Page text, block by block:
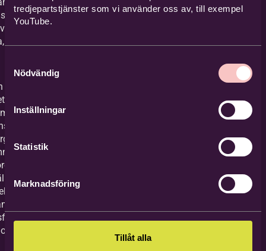
tredjepartstjänster som vi använder oss av, till exempel
YouTube.
Nödvändig
Inställningar
Statistik
Marknadsföring
Tillåt alla
kyrkan
tro och
bred
på
både
med våra
med
i
och i
Vi
annat med